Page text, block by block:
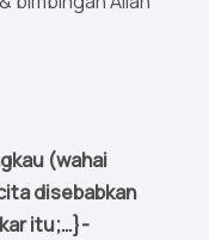
(wahai
disebabkan
itu;…}-